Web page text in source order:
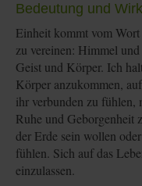
Bedeutung und
Einheit kommt vom
zu vereinen: Himmel
Geist und Körper. Ich
Körper anzukommen,
ihr verbunden zu fühlen,
Ruhe und Geborgenheit
der Erde sein wollen
fühlen. Sich auf das
einzulassen.